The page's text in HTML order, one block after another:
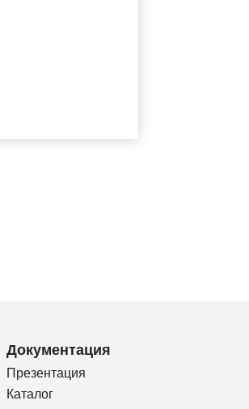
Документация
Презентация
Каталог